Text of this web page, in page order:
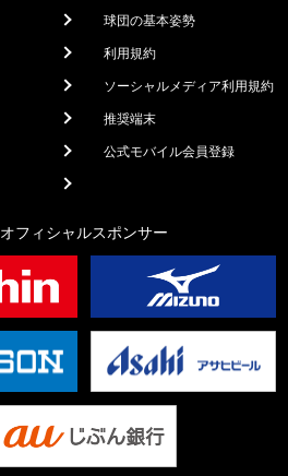
球団の基本姿勢
利用規約
ソーシャルメディア利用規約
推奨端末
公式モバイル会員登録
オフィシャルスポンサー